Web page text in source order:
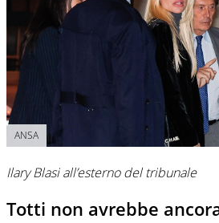
ANSA
Ilary Blasi all’esterno del tribunale
Totti non avrebbe